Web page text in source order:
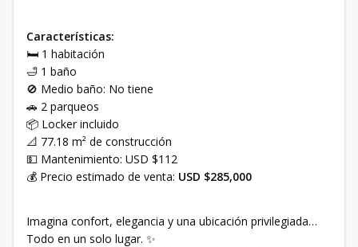
Características:
🛏 1 habitación
🛁 1 baño
🚫 Medio baño: No tiene
🚗 2 parqueos
📦 Locker incluido
📐 77.18 m² de construcción
💵 Mantenimiento: USD $112
💰 Precio estimado de venta: USD $285,000
Imagina confort, elegancia y una ubicación privilegiada…
Todo en un solo lugar. ✨